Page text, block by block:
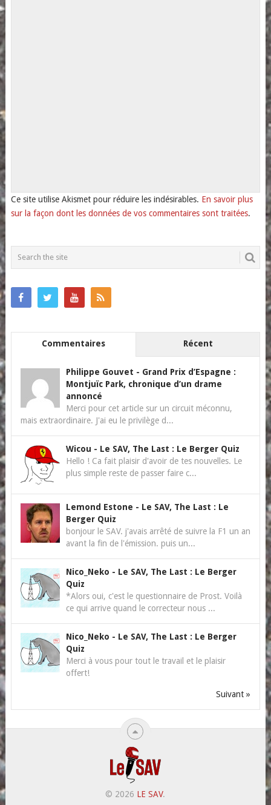
Ce site utilise Akismet pour réduire les indésirables. En savoir plus
sur la façon dont les données de vos commentaires sont traitées.
Commentaires Récent
Philippe Gouvet - Grand Prix d’Espagne :
Montjuïc Park, chronique d’un drame
annoncé
Merci pour cet article sur un circuit méconnu,
mais extraordinaire. J'ai eu le privilège d...
Wicou - Le SAV, The Last : Le Berger Quiz
Hello ! Ca fait plaisir d'avoir de tes nouvelles. Le
plus simple reste de passer faire c...
Lemond Estone - Le SAV, The Last : Le
Berger Quiz
bonjour le SAV. j'avais arrêté de suivre la F1 un an
avant la fin de l'émission. puis un...
Nico_Neko - Le SAV, The Last : Le Berger
Quiz
*Alors oui, c'est le questionnaire de Prost. Voilà
ce qui arrive quand le correcteur nous ...
Nico_Neko - Le SAV, The Last : Le Berger
Quiz
Merci à vous pour tout le travail et le plaisir
offert!
Suivant »
© 2026 LE SAV.